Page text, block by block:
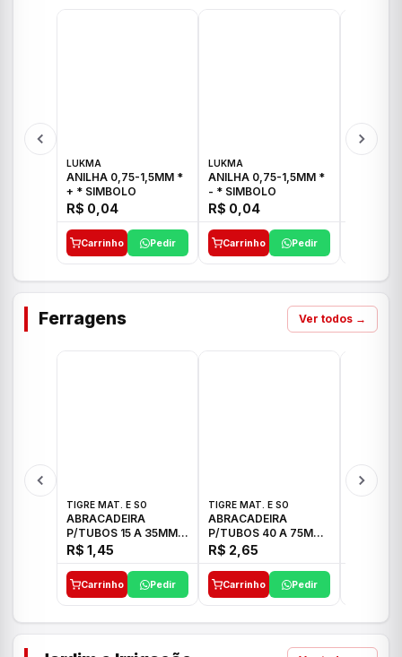
LUKMA
ANILHA 0,75-1,5MM *
+ * SIMBOLO
R$ 0,04
Carrinho Pedir
LUKMA
ANILHA 0,75-1,5MM *
- * SIMBOLO
R$ 0,04
Carrinho Pedir
Ferragens Ver todos →
TIGRE MAT. E SO
ABRACADEIRA
P/TUBOS 15 A 35MM
TIGRE
R$ 1,45
Carrinho Pedir
TIGRE MAT. E SO
ABRACADEIRA
P/TUBOS 40 A 75MM
TIGRE
R$ 2,65
Carrinho Pedir